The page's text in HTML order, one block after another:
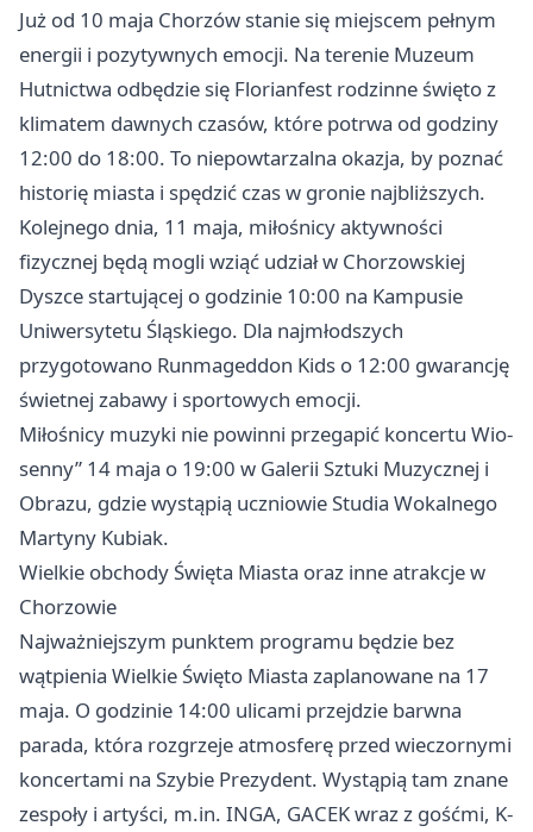
Już od 10 maja Chorzów stanie się miejscem pełnym
energii i pozytywnych emocji. Na terenie Muzeum
Hutnictwa odbędzie się Florianfest rodzinne święto z
klimatem dawnych czasów, które potrwa od godziny
12:00 do 18:00. To niepowtarzalna okazja, by poznać
historię miasta i spędzić czas w gronie najbliższych.
Kolejnego dnia, 11 maja, miłośnicy aktywności
fizycznej będą mogli wziąć udział w Chorzowskiej
Dyszce startującej o godzinie 10:00 na Kampusie
Uniwersytetu Śląskiego. Dla najmłodszych
przygotowano Runmageddon Kids o 12:00 gwarancję
świetnej zabawy i sportowych emocji.
Miłośnicy muzyki nie powinni przegapić koncertu Wio-
senny” 14 maja o 19:00 w Galerii Sztuki Muzycznej i
Obrazu, gdzie wystąpią uczniowie Studia Wokalnego
Martyny Kubiak.
Wielkie obchody Święta Miasta oraz inne atrakcje w
Chorzowie
Najważniejszym punktem programu będzie bez
wątpienia Wielkie Święto Miasta zaplanowane na 17
maja. O godzinie 14:00 ulicami przejdzie barwna
parada, która rozgrzeje atmosferę przed wieczornymi
koncertami na Szybie Prezydent. Wystąpią tam znane
zespoły i artyści, m.in. INGA, GACEK wraz z gośćmi, K-